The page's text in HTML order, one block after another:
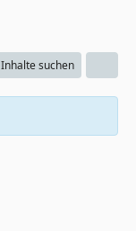
Inhalte suchen